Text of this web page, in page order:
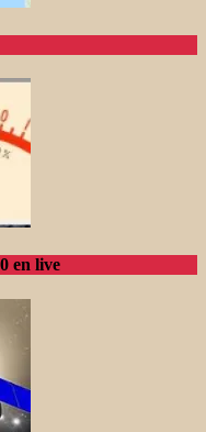
en live